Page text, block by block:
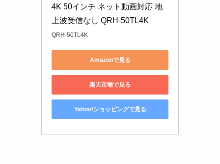
4K 50インチ ネット動画対応 地
上波受信なし QRH-50TL4K
QRH-50TL4K
Amazonで見る
楽天市場で見る
Yahoo!ショッピングで見る